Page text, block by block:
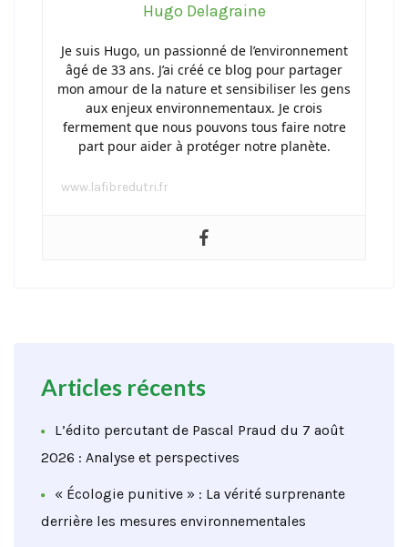
Hugo Delagraine
Je suis Hugo, un passionné de l’environnement
âgé de 33 ans. J’ai créé ce blog pour partager
mon amour de la nature et sensibiliser les gens
aux enjeux environnementaux. Je crois
fermement que nous pouvons tous faire notre
part pour aider à protéger notre planète.
www.lafibredutri.fr
Articles récents
L’édito percutant de Pascal Praud du 7 août
2026 : Analyse et perspectives
« Écologie punitive » : La vérité surprenante
derrière les mesures environnementales